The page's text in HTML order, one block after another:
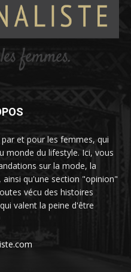
et pour les femmes, qui
monde du lifestyle. Ici, vous
sur la mode, la
qu'une section "opinion"
vécu des histoires
valent la peine d'être